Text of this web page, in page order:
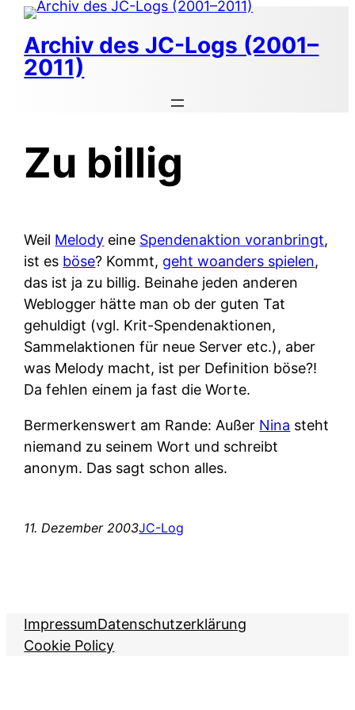
Zum
Inhalt
springen
Archiv des JC-Logs (2001–
2011)
Zu billig
Weil Melody eine Spendenaktion voranbringt,
ist es böse? Kommt, geht woanders spielen,
das ist ja zu billig. Beinahe jeden anderen
Weblogger hätte man ob der guten Tat
gehuldigt (vgl. Krit-Spendenaktionen,
Sammelaktionen für neue Server etc.), aber
was Melody macht, ist per Definition böse?!
Da fehlen einem ja fast die Worte.
Bermerkenswert am Rande: Außer Nina steht
niemand zu seinem Wort und schreibt
anonym. Das sagt schon alles.
11. Dezember 2003JC-Log
ImpressumDatenschutzerklärung
Cookie Policy